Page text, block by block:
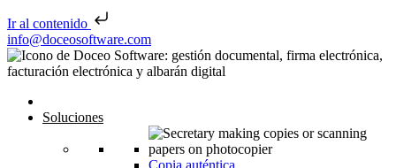
Ir al contenido
Saltar al contenido
info@doceosoftware.com
Soluciones
Copia auténtica